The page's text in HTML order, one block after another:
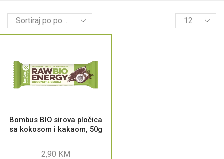
Bombus BIO sirova pločica
sa kokosom i kakaom, 50g
2,90 KM